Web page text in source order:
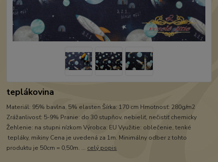
teplákovina
Materiál: 95% bavlna, 5% elasten Šírka: 170 cm Hmotnosť: 280g/m2
Zrážanlivosť: 5-9% Pranie: do 30 stupňov, nebieliť, nečistiť chemicky
Žehlenie: na stupni nízkom Výrobca: EU Využitie: oblečenie, tenké
tepláky, mikiny Cena je uvedená za 1m. Minimálny odber z tohto
produktu je 50cm = 0,50m. ... celý popis